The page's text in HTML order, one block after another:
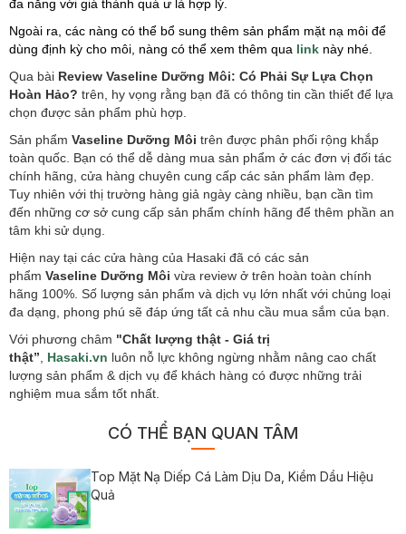
đa năng với giá thành quá ư là hợp lý.
Ngoài ra, các nàng có thể bổ sung thêm sản phẩm mặt nạ môi để
dùng định kỳ cho môi, nàng có thể xem thêm qua link này nhé.
Qua bài Review Vaseline Dưỡng Môi: Có Phải Sự Lựa Chọn
Hoàn Hảo? trên, hy vọng rằng bạn đã có thông tin cần thiết để lựa
chọn được sản phẩm phù hợp.
Sản phẩm Vaseline Dưỡng Môi trên được phân phối rộng khắp
toàn quốc. Bạn có thể dễ dàng mua sản phẩm ở các đơn vị đối tác
chính hãng, cửa hàng chuyên cung cấp các sản phẩm làm đẹp.
Tuy nhiên với thị trường hàng giả ngày càng nhiều, bạn cần tìm
đến những cơ sở cung cấp sản phẩm chính hãng để thêm phần an
tâm khi sử dụng.
Hiện nay tại các cửa hàng của Hasaki đã có các sản
phẩm Vaseline Dưỡng Môi vừa review ở trên hoàn toàn chính
hãng 100%. Số lượng sản phẩm và dịch vụ lớn nhất với chủng loại
đa dạng, phong phú sẽ đáp ứng tất cả nhu cầu mua sắm của bạn.
Với phương châm "Chất lượng thật - Giá trị
thật”, Hasaki.vn luôn nỗ lực không ngừng nhằm nâng cao chất
lượng sản phẩm & dịch vụ để khách hàng có được những trải
nghiệm mua sắm tốt nhất.
CÓ THỂ BẠN QUAN TÂM
Top Mặt Nạ Diếp Cá Làm Dịu Da, Kiềm Dầu Hiệu
Quả